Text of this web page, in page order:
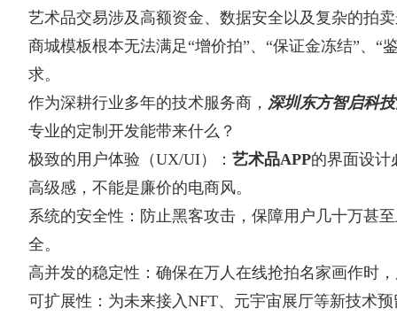
艺术品交易涉及高额资金、数据安全以及复杂的拍
商城模板根本无法满足“增价拍”、“保证金冻结”、“
求。
作为深耕行业多年的技术服务商， 深圳东方智启科技
专业的定制开发能带来什么？
极致的用户体验（UX/UI）： 艺术品APP的界面设计
高级感，不能是廉价的电商风。
系统的安全性：防止黑客攻击，保障用户几十万甚
全。
高并发的稳定性：确保在万人在线抢拍名家画作时
可扩展性：为未来接入NFT、元宇宙展厅等新技术